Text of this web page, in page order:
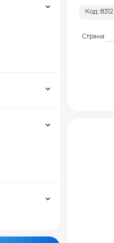
Код: 8312
Страна